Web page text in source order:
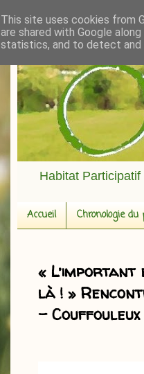
Habitat
Accueil Chronologie du
« L’important
là ! »
– Couffouleux
This site uses cookies from
are shared with Google
statistics, and to detect and